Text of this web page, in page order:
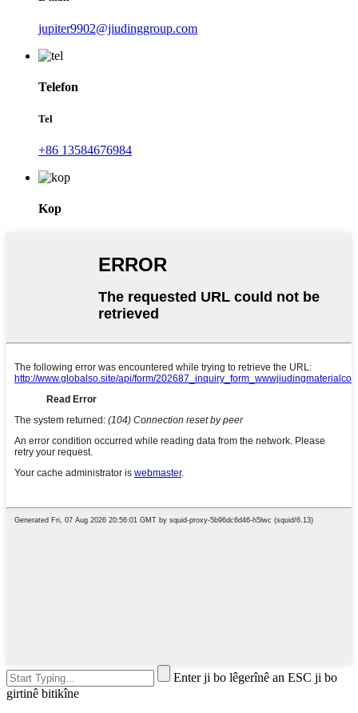
jupiter9902@jiudinggroup.com
Telefon
Tel
+86 13584676984
Kop
Enter ji bo lêgerînê an ESC ji bo
girtinê bitikîne